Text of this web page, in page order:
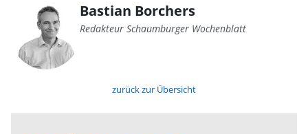
Bastian Borchers
Redakteur Schaumburger Wochenblatt
zurück zur Übersicht